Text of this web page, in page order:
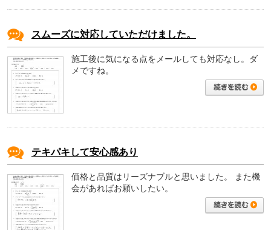
スムーズに対応していただけました。
施工後に気になる点をメールしても対応なし。ダ
メですね。
テキパキして安心感あり
価格と品質はリーズナブルと思いました。
また機
会があればお願いしたい。